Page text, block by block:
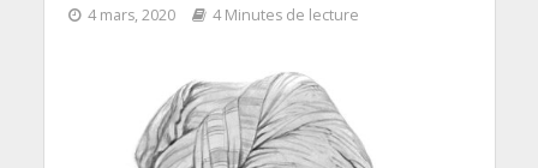
4 mars, 2020 4 Minutes de lecture